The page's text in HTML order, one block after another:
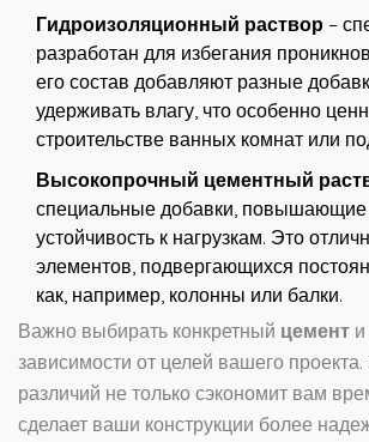
Гидроизоляционный раствор –
разработан для избегания
его состав добавляют разные
удерживать влагу, что особенно
строительстве ванных комнат или
Высокопрочный цементный
специальные добавки, повышающие
устойчивость к нагрузкам. Это
элементов, подвергающихся
как, например, колонны или балки.
Важно выбирать конкретный цемент
зависимости от целей вашего
различий не только сэкономит вам
сделает ваши конструкции более